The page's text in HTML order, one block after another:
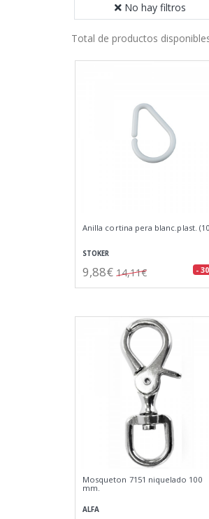
No hay filtros
Total de productos
Anilla cortina pera blanc.plast.
STOKER
9,88€ 14,11€ -
Mosqueton 7151 niquelado 100
mm.
ALFA